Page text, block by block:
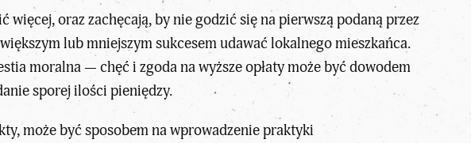
oraz zachęcają, by nie godzić się na pierwszą podaną przez
lub mniejszym sukcesem udawać lokalnego mieszkańca.
moralna — chęć i zgoda na wyższe opłaty może być dowodem
sporej ilości pieniędzy.
może być sposobem na wprowadzenie praktyki